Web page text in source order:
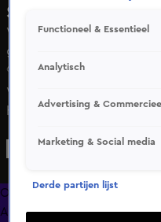
Shownieuws
Wolter Kroes vertelt in
gaat
6 mrt 2025, 08:55
Wolter Kroes is te gast in
hoe het nu met hem
Overzicht
Afleveringen
Functioneel & Essentieel
Analytisch
Advertising & Commercieel
Marketing & Social media
Derde partijen lijst